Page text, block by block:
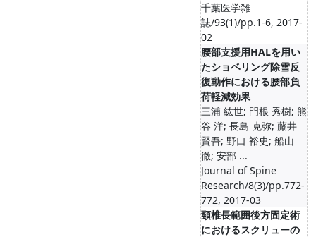
千葉医学雑
誌/93(1)/pp.1-6, 2017-
02
腰部支援用HALを用い
たショベリング除雪反
復動作における腰部負
荷軽減効果
三浦 紘世; 門根 秀樹; 熊
谷 洋; 長島 克弥; 藤井
賢吾; 野口 裕史; 船山
徹; 安部 ...
Journal of Spine
Research/8(3)/pp.772-
772, 2017-03
頸椎長範囲後方固定術
におけるスクリューの